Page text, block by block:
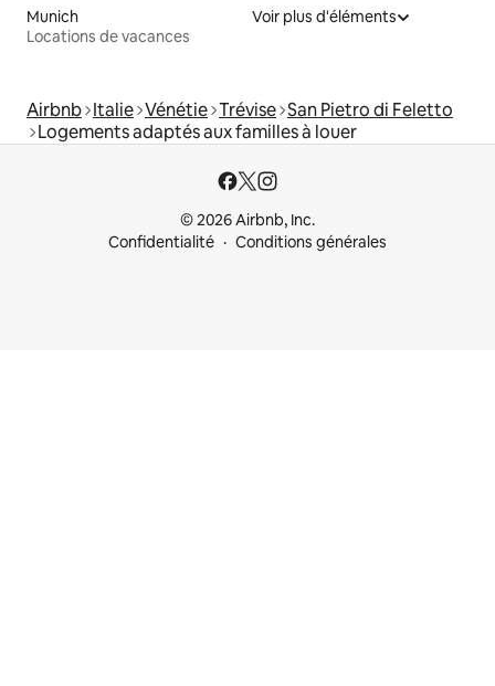
Munich
Locations de vacances
Voir plus d'éléments
Airbnb Italie Vénétie Trévise San Pietro di Feletto
Logements adaptés aux familles à louer
© 2026 Airbnb, Inc.
Confidentialité
Conditions générales